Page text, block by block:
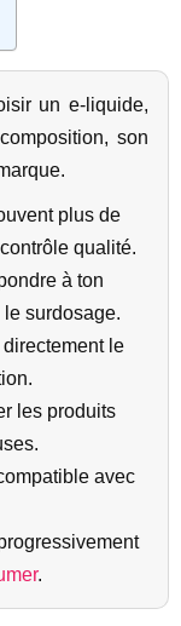
un e-liquide,
son
plus de
qualité.
à ton
surdosage.
le
les produits
avec
.